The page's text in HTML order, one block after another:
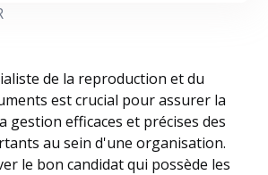
de la reproduction et du
est crucial pour assurer la
gestion efficaces et précises des
au sein d'une organisation.
le bon candidat qui possède les